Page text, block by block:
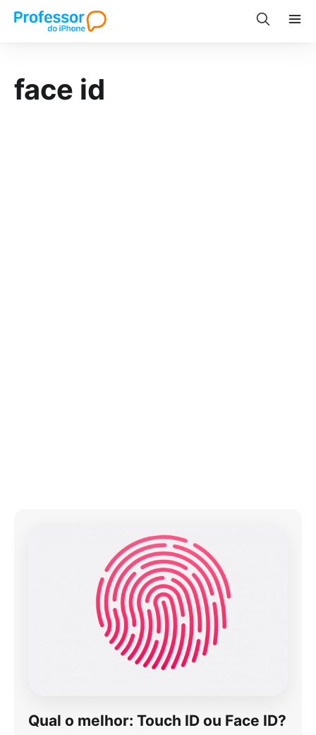
face id
Qual o melhor: Touch ID ou Face ID?